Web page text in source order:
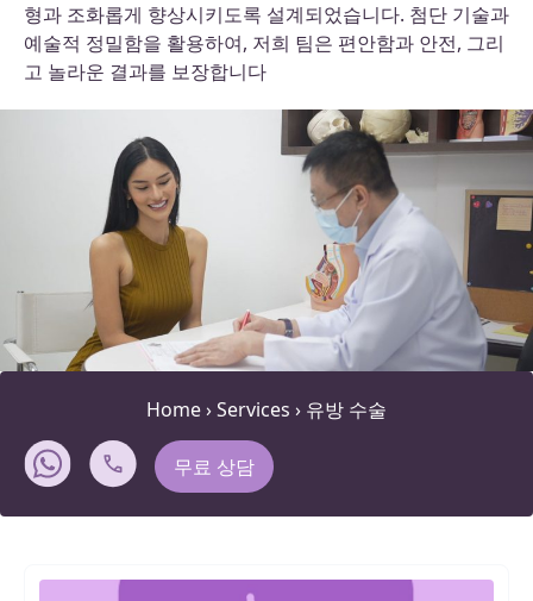
형과 조화롭게 향상시키도록 설계되었습니다. 첨단 기술과
예술적 정밀함을 활용하여, 저희 팀은 편안함과 안전, 그리
고 놀라운 결과를 보장합니다
Home›Services › 유방 수술
무료 상담